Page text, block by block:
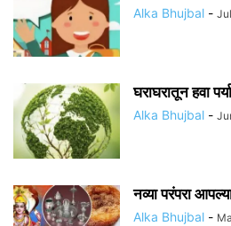
Alka Bhujbal -
घराघरातून हवा
Alka Bhujbal -
नव्या परंपरा
Alka Bhujbal -